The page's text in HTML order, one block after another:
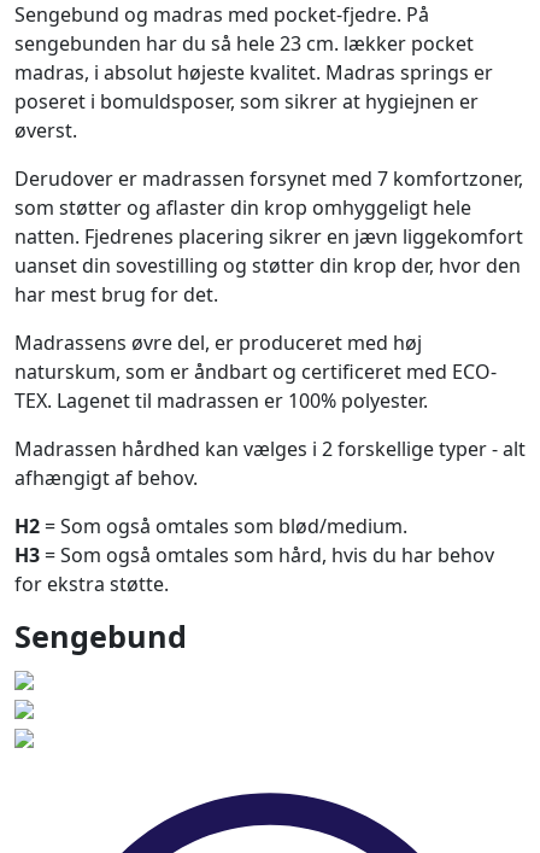
Sengebund og madras med pocket-fjedre. På
sengebunden har du så hele 23 cm. lækker pocket
madras, i absolut højeste kvalitet. Madras springs er
poseret i bomuldsposer, som sikrer at hygiejnen er
øverst.
Derudover er madrassen forsynet med 7 komfortzoner,
som støtter og aflaster din krop omhyggeligt hele
natten. Fjedrenes placering sikrer en jævn liggekomfort
uanset din sovestilling og støtter din krop der, hvor den
har mest brug for det.
Madrassens øvre del, er produceret med høj
naturskum, som er åndbart og certificeret med ECO-
TEX. Lagenet til madrassen er 100% polyester.
Madrassen hårdhed kan vælges i 2 forskellige typer - alt
afhængigt af behov.
H2= Som også omtales som blød/medium.
H3= Som også omtales som hård, hvis du har behov
for ekstra støtte.
Sengebund